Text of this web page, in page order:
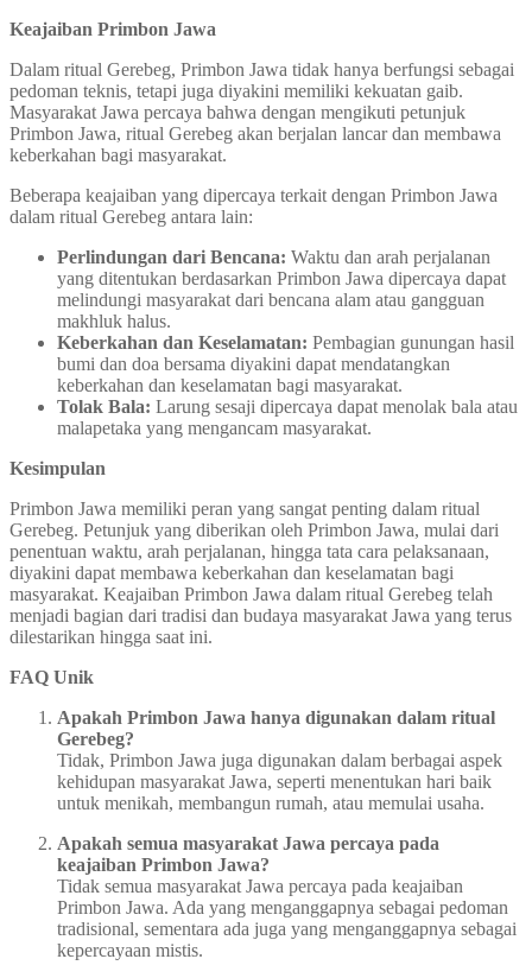
Keajaiban Primbon Jawa
Dalam ritual Gerebeg, Primbon Jawa tidak hanya berfungsi sebagai
pedoman teknis, tetapi juga diyakini memiliki kekuatan gaib.
Masyarakat Jawa percaya bahwa dengan mengikuti petunjuk
Primbon Jawa, ritual Gerebeg akan berjalan lancar dan membawa
keberkahan bagi masyarakat.
Beberapa keajaiban yang dipercaya terkait dengan Primbon Jawa
dalam ritual Gerebeg antara lain:
Perlindungan dari Bencana: Waktu dan arah perjalanan
yang ditentukan berdasarkan Primbon Jawa dipercaya dapat
melindungi masyarakat dari bencana alam atau gangguan
makhluk halus.
Keberkahan dan Keselamatan: Pembagian gunungan hasil
bumi dan doa bersama diyakini dapat mendatangkan
keberkahan dan keselamatan bagi masyarakat.
Tolak Bala: Larung sesaji dipercaya dapat menolak bala atau
malapetaka yang mengancam masyarakat.
Kesimpulan
Primbon Jawa memiliki peran yang sangat penting dalam ritual
Gerebeg. Petunjuk yang diberikan oleh Primbon Jawa, mulai dari
penentuan waktu, arah perjalanan, hingga tata cara pelaksanaan,
diyakini dapat membawa keberkahan dan keselamatan bagi
masyarakat. Keajaiban Primbon Jawa dalam ritual Gerebeg telah
menjadi bagian dari tradisi dan budaya masyarakat Jawa yang terus
dilestarikan hingga saat ini.
FAQ Unik
Apakah Primbon Jawa hanya digunakan dalam ritual
Gerebeg?
Tidak, Primbon Jawa juga digunakan dalam berbagai aspek
kehidupan masyarakat Jawa, seperti menentukan hari baik
untuk menikah, membangun rumah, atau memulai usaha.
Apakah semua masyarakat Jawa percaya pada
keajaiban Primbon Jawa?
Tidak semua masyarakat Jawa percaya pada keajaiban
Primbon Jawa. Ada yang menganggapnya sebagai pedoman
tradisional, sementara ada juga yang menganggapnya sebagai
kepercayaan mistis.